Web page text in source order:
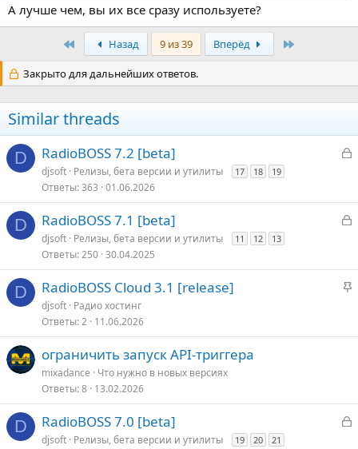
А лучше чем, вы их все сразу используете?
ПервыйНазад 9 из 39 Вперёд
Закрыто для дальнейших ответов.
Similar threads
D
З
р
RadioBOSS 7.2 [beta]
djsoft Релизы, бета версии и утилиты 17 18 19
Ответы 363 01.06.2026
D
З
р
RadioBOSS 7.1 [beta]
djsoft Релизы, бета версии и утилиты 11 12 13
Ответы 250 30.04.2025
D
З
р
е
н
RadioBOSS Cloud 3.1 [release]
djsoft Радио хостинг
Ответы 2 11.06.2026
ограничить запуск API-триггера
mixadance
Что нужно в новых версияx
Ответы 8 13.02.2026
D
З
RadioBOSS 7.0 [beta]
djsoft Релизы, бета версии и утилиты 19 20 21